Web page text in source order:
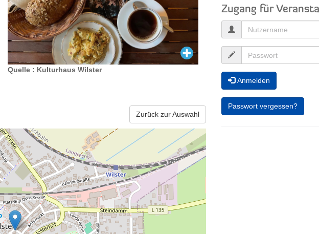
Quelle : Kulturhaus Wilster
Zurück zur Auswahl
Zugang für
Anmelden
Passwort vergessen?